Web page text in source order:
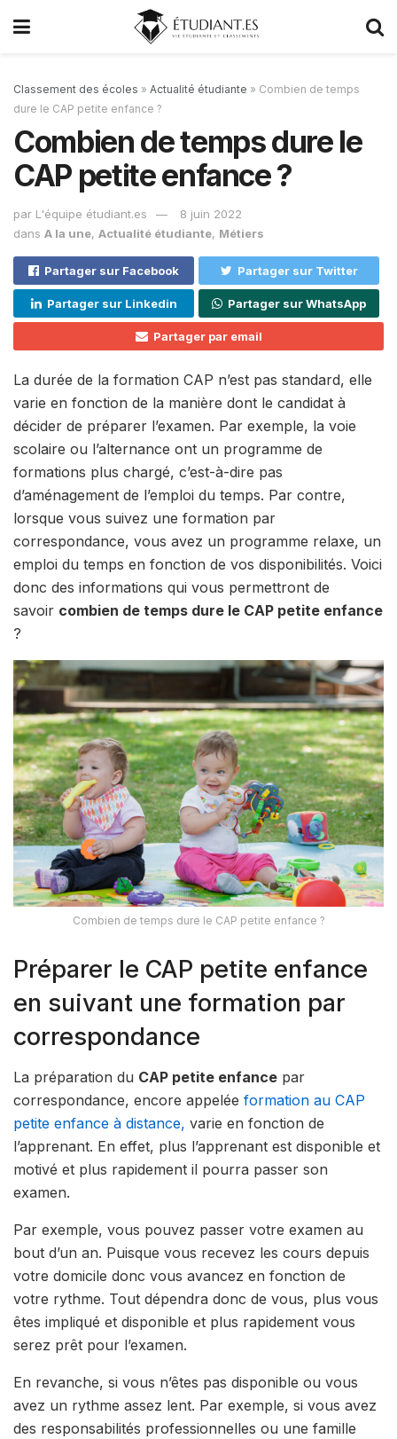
Classement des écoles » Actualité étudiante » Combien de temps
dure le CAP petite enfance ?
Combien de temps dure le
CAP petite enfance ?
par L'équipe étudiant.es
8 juin 2022
dans A la une, Actualité étudiante, Métiers
Partager sur Facebook Partager sur Twitter
Partager sur Linkedin Partager sur WhatsApp
Partager par email
La durée de la formation CAP n’est pas standard, elle
varie en fonction de la manière dont le candidat à
décider de préparer l’examen. Par exemple, la voie
scolaire ou l’alternance ont un programme de
formations plus chargé, c’est-à-dire pas
d’aménagement de l’emploi du temps. Par contre,
lorsque vous suivez une formation par
correspondance, vous avez un programme relaxe, un
emploi du temps en fonction de vos disponibilités. Voici
donc des informations qui vous permettront de
savoir combien de temps dure le CAP petite enfance
?
Combien de temps dure le CAP petite enfance ?
Préparer le CAP petite enfance
en suivant une formation par
correspondance
La préparation du CAP petite enfance par
correspondance, encore appelée formation au CAP
petite enfance à distance, varie en fonction de
l’apprenant. En effet, plus l’apprenant est disponible et
motivé et plus rapidement il pourra passer son
examen.
Par exemple, vous pouvez passer votre examen au
bout d’un an. Puisque vous recevez les cours depuis
votre domicile donc vous avancez en fonction de
votre rythme. Tout dépendra donc de vous, plus vous
êtes impliqué et disponible et plus rapidement vous
serez prêt pour l’examen.
En revanche, si vous n’êtes pas disponible ou vous
avez un rythme assez lent. Par exemple, si vous avez
des responsabilités professionnelles ou une famille